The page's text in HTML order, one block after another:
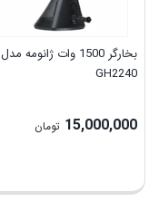
بخارگر 1500 وات ژانومه مدل
GH2240
15,000,000 تومان